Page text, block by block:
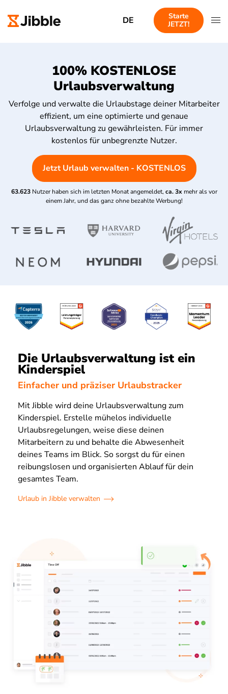
DE
Starte
JETZT!
100% KOSTENLOSE
Urlaubsverwaltung
Verfolge und verwalte die Urlaubstage deiner Mitarbeiter
effizient, um eine optimierte und genaue
Urlaubsverwaltung zu gewährleisten. Für immer
kostenlos für unbegrenzte Nutzer.
Jetzt Urlaub verwalten - KOSTENLOS
63.623 Nutzer haben sich im letzten Monat angemeldet, ca. 3x mehr als vor
einem Jahr, und das ganz ohne bezahlte Werbung!
Die Urlaubsverwaltung ist ein
Kinderspiel
Einfacher und präziser Urlaubstracker
Mit Jibble wird deine Urlaubsverwaltung zum
Kinderspiel. Erstelle mühelos individuelle
Urlaubsregelungen, weise diese deinen
Mitarbeitern zu und behalte die Abwesenheit
deines Teams im Blick. So sorgst du für einen
reibungslosen und organisierten Ablauf für dein
gesamtes Team.
Urlaub in Jibble verwalten